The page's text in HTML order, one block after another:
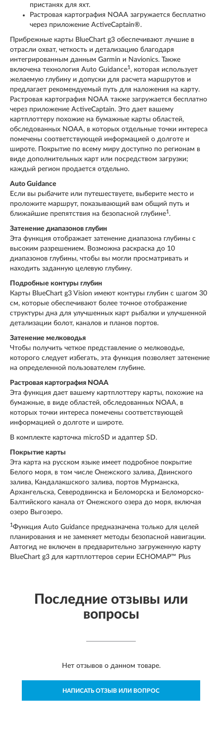
пристанях для яхт.
Растровая картография NOAA загружается бесплатно
через приложение ActiveCaptain®.
Прибрежные карты BlueChart g3 обеспечивают лучшие в
отрасли охват, четкость и детализацию благодаря
интегрированным данным Garmin и Navionics. Также
включена технология Auto Guidance1 , которая использует
желаемую глубину и допуски для расчета маршрутов и
предлагает рекомендуемый путь для наложения на карту.
Растровая картография NOAA также загружается бесплатно
через приложение ActiveCaptain. Это дает вашему
картплоттеру похожие на бумажные карты областей,
обследованных NOAA, в которых отдельные точки интереса
помечены соответствующей информацией о долготе и
широте. Покрытие по всему миру доступно по регионам в
виде дополнительных карт или посредством загрузки;
каждый регион продается отдельно.
Auto Guidance
Если вы рыбачите или путешествуете, выберите место и
проложите маршрут, показывающий вам общий путь и
ближайшие препятствия на безопасной глубине1 .
Затенение диапазонов глубин
Эта функция отображает затенение диапазона глубины с
высоким разрешением. Возможна раскраска до 10
диапазонов глубины, чтобы вы могли просматривать и
находить заданную целевую глубину.
Подробные контуры глубин
Карты BlueChart g3 Vision имеют контуры глубин с шагом 30
см, которые обеспечивают более точное отображение
структуры дна для улучшенных карт рыбалки и улучшенной
детализации болот, каналов и планов портов.
Затенение мелководья
Чтобы получить четкое представление о мелководье,
которого следует избегать, эта функция позволяет затенение
на определенной пользователем глубине.
Растровая картография NOAA
Эта функция дает вашему картплоттеру карты, похожие на
бумажные, в виде областей, обследованных NOAA, в
которых точки интереса помечены соответствующей
информацией о долготе и широте.
В комплекте карточка microSD и адаптер SD.
Покрытие карты
Эта карта на русском языке имеет подробное покрытие
Белого моря, в том числе Онежского залива, Двинского
залива, Кандалакшского залива, портов Мурманска,
Архангельска, Северодвинска и Беломорска и Беломорско-
Балтийского канала от Онежского озера до моря, включая
озеро Выгозеро.
1 Функция Auto Guidance предназначена только для целей
планирования и не заменяет методы безопасной навигации.
Автогид не включен в предварительно загруженную карту
BlueChart g3 для картплоттеров серии ECHOMAP™ Plus
Последние отзывы или
вопросы
Нет отзывов о данном товаре.
НАПИСАТЬ ОТЗЫВ ИЛИ ВОПРОС